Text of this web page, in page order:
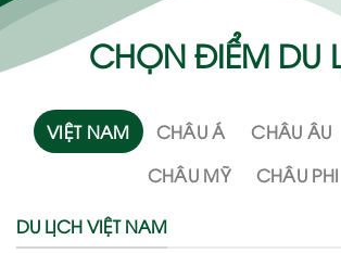
CHỌN ĐIỂM DU
VIỆT NAM CHÂU Á CHÂU ÂU
CHÂU MỸ
CHÂU PHI
DU LỊCH VIỆT NAM